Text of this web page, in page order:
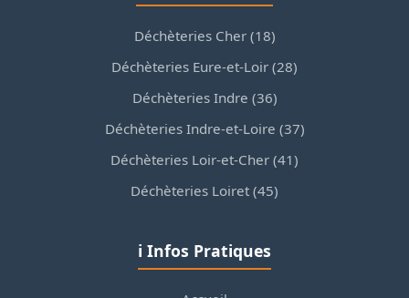
Déchèteries Cher (18)
Déchèteries Eure-et-Loir (28)
Déchèteries Indre (36)
Déchèteries Indre-et-Loire (37)
Déchèteries Loir-et-Cher (41)
Déchèteries Loiret (45)
ℹ️ Infos Pratiques